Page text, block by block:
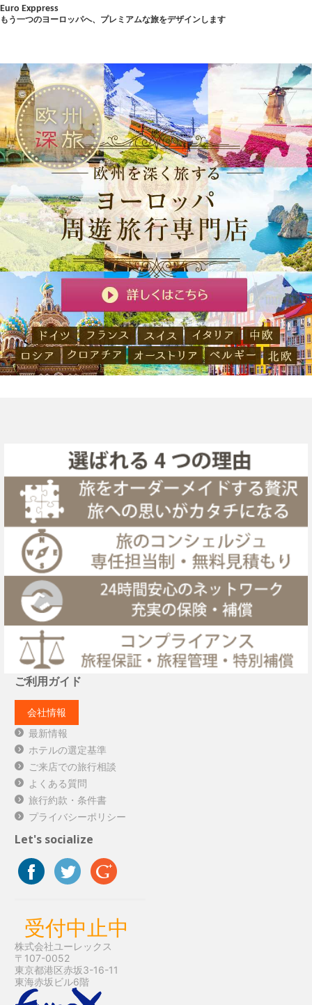
Euro Exppress
もう一つのヨーロッパへ、プレミアムな旅をデザインします
ご利用ガイド
会社情報
最新情報
ホテルの選定基準
ご来店での旅行相談
よくある質問
旅行約款・条件書
プライバシーポリシー
Let's socialize
受付中止中
株式会社ユーレックス
〒107-0052
東京都港区赤坂3-16-11
東海赤坂ビル6階